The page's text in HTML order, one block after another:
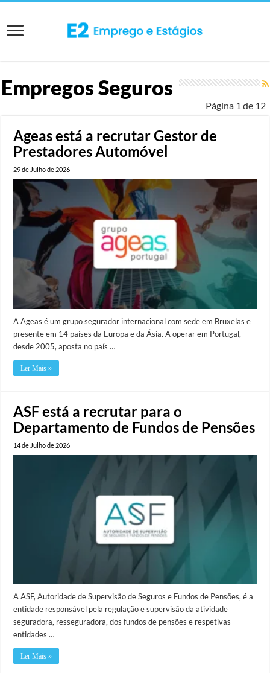
Empregos Seguros
Página 1 de 12
Ageas está a recrutar Gestor de
Prestadores Automóvel
29 de Julho de 2026
A Ageas é um grupo segurador internacional com sede em Bruxelas e
presente em 14 países da Europa e da Ásia. A operar em Portugal,
desde 2005, aposta no país …
Ler Mais »
ASF está a recrutar para o
Departamento de Fundos de Pensões
14 de Julho de 2026
A ASF, Autoridade de Supervisão de Seguros e Fundos de Pensões, é a
entidade responsável pela regulação e supervisão da atividade
seguradora, resseguradora, dos fundos de pensões e respetivas
entidades …
Ler Mais »